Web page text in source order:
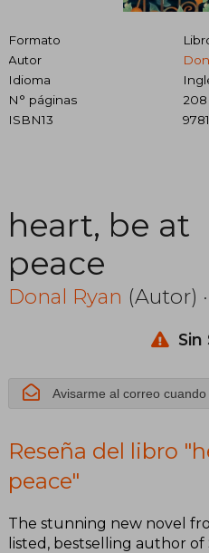
Formato
Autor
Idioma
N° páginas
208
ISBN13
heart, be at
peace
Donal Ryan (Autor)
Sin
Avisarme al correo
Reseña del libro
peace"
The stunning new novel
listed, bestselling author